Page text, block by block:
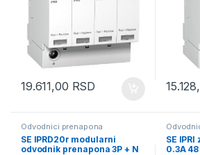
19.611,00 RSD
Odvodnici prenapona
SE IPRD20r modularni
odvodnik prenapona 3P + N
SE
0.3A 48